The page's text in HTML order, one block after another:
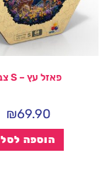
פאזל עץ – S צבי
₪69.90
הוספה לסל